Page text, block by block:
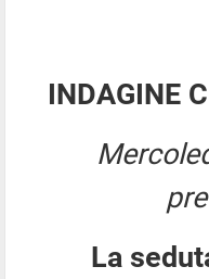
INDAGINE
La